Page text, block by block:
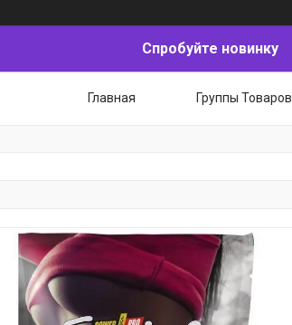
Спробуйте новинку
Главная Группы Товаров